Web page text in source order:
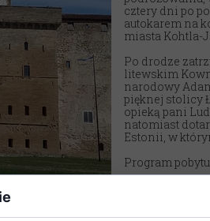
cztery dni po
autokarem na
miasta Kohtla-
Po drodze
litewskim
narodowy
pięknej stolicy
opieką pani
natomiast
Estonii, w
Program
- sztuka
-
Nasza szkoła jest OK
Erasmus+ Uniwersalny Język Sztuki
Przez dwujęzyczność do przyszłości
Erasmus+ Mózgi w szkole. Wiedza jest potęgą!